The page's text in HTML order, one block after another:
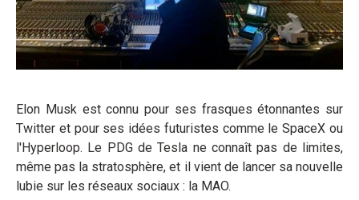
Elon Musk est connu pour ses frasques étonnantes sur
Twitter et pour ses idées futuristes comme le SpaceX ou
l'Hyperloop. Le PDG de Tesla ne connaît pas de limites,
même pas la stratosphère, et il vient de lancer sa nouvelle
lubie sur les réseaux sociaux : la MAO.